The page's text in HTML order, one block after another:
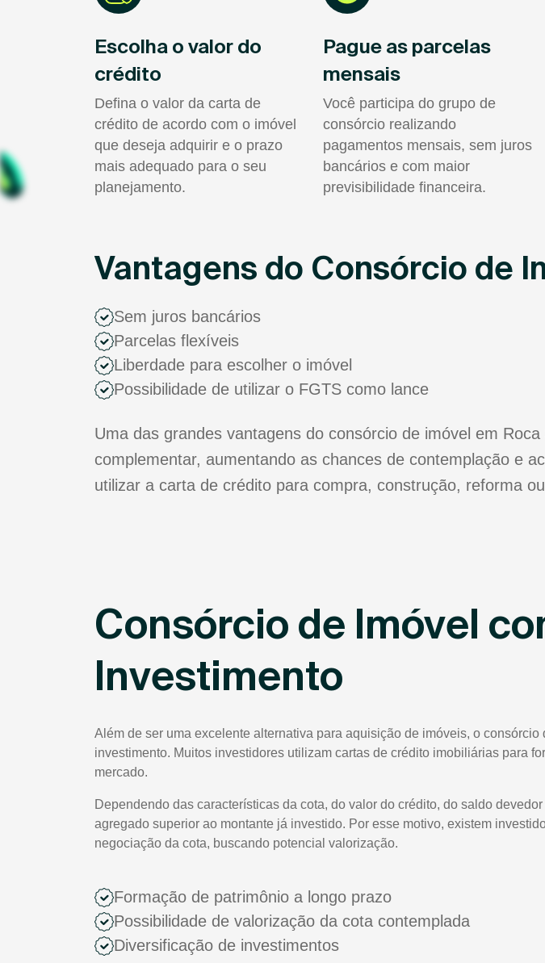
Escolha o valor do
crédito
Defina o valor da carta de
crédito de acordo com o imóvel
que deseja adquirir e o prazo
mais adequado para o seu
planejamento.
Pague as parcelas
mensais
Você participa do grupo de
consórcio realizando
pagamentos mensais, sem juros
bancários e com maior
previsibilidade financeira.
Vantagens do Consórcio de
Sem juros bancários
Parcelas flexíveis
Liberdade para escolher o imóvel
Possibilidade de utilizar o FGTS como lance
Uma das grandes vantagens do consórcio de imóvel em
complementar, aumentando as chances de contemplação e
utilizar a carta de crédito para compra, construção, reforma
Consórcio de Imóvel
Investimento
Além de ser uma excelente alternativa para aquisição de imóveis, o
investimento. Muitos investidores utilizam cartas de crédito imobiliárias para
mercado.
Dependendo das características da cota, do valor do crédito, do saldo
agregado superior ao montante já investido. Por esse motivo, existem
negociação da cota, buscando potencial valorização.
Formação de patrimônio a longo prazo
Possibilidade de valorização da cota contemplada
Diversificação de investimentos